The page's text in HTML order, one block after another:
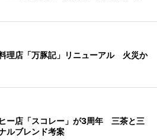
理店「万豚記」リニューアル 火災か
ー店「スコレー」が3周年 三茶と三
ルブレンド考案